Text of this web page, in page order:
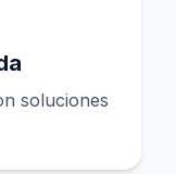
soluciones